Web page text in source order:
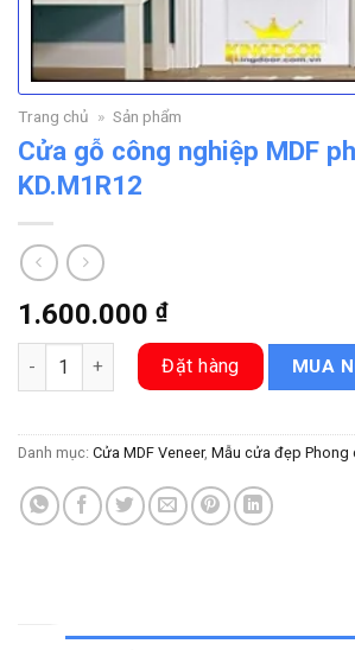
Trang chủ » Sản phẩm
Cửa gỗ công nghiệp MDF
KD.M1R12
1.600.000 ₫
Cửa gỗ công nghiệp MDF phủ veneer
Đặt hàng MUA
Danh mục: Cửa MDF Veneer, Mẫu cửa đẹp Phong